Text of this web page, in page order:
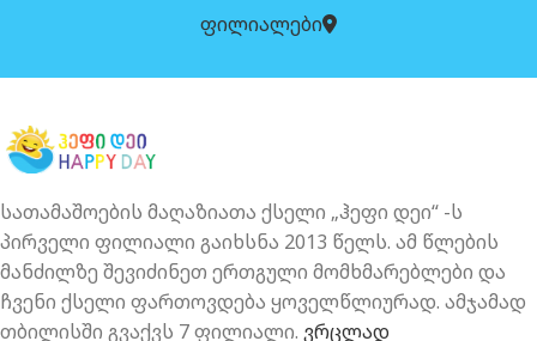
ფილიალები
სათამაშოების მაღაზიათა ქსელი „ჰეფი დეი“ -ს
პირველი ფილიალი გაიხსნა 2013 წელს. ამ წლების
მანძილზე შევიძინეთ ერთგული მომხმარებლები და
ჩვენი ქსელი ფართოვდება ყოველწლიურად. ამჯამად
თბილისში გვაქვს 7 ფილიალი. ვრცლად